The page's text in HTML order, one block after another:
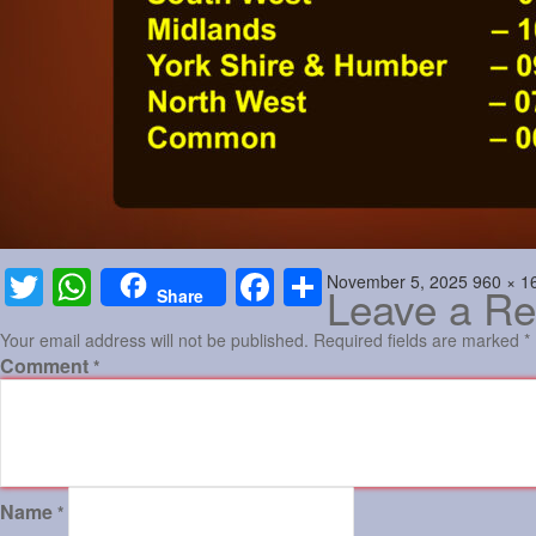
Twitter WhatsAppShare Facebook
Share
Posted
November 5, 2025 Full
size
960 ×
Leave a
Your email address will not be published. Required fields are marked *
Comment *
Name *